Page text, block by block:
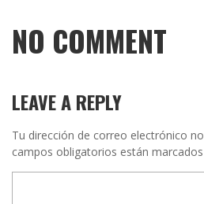
NO COMMENT
LEAVE A REPLY
Tu dirección de correo electrónico
campos obligatorios están